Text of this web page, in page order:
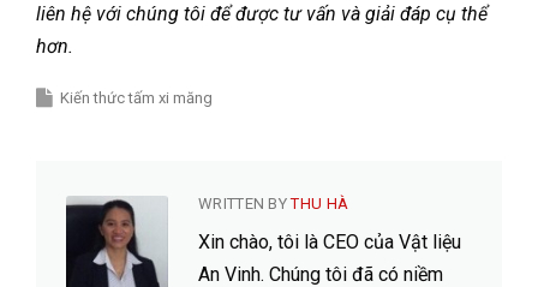
liên hệ với chúng tôi để được tư vấn và giải đáp cụ thể
hơn.
Kiến thức tấm xi măng
WRITTEN BYTHU HÀ
Xin chào, tôi là CEO của Vật liệu
An Vinh. Chúng tôi đã có niềm